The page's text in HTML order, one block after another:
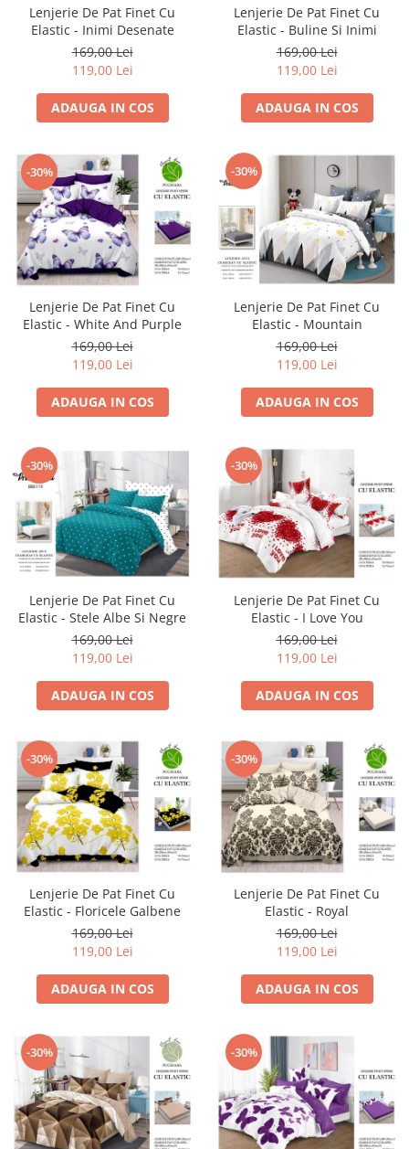
Lenjerie De Pat Finet Cu
Elastic - Inimi Desenate
169,00 Lei
119,00 Lei
ADAUGA IN COS
Lenjerie De Pat Finet Cu
Elastic - Buline Si Inimi
169,00 Lei
119,00 Lei
ADAUGA IN COS
-30%
Lenjerie De Pat Finet Cu
Elastic - White And Purple
169,00 Lei
119,00 Lei
ADAUGA IN COS
-30%
Lenjerie De Pat Finet Cu
Elastic - Mountain
169,00 Lei
119,00 Lei
ADAUGA IN COS
-30%
Lenjerie De Pat Finet Cu
Elastic - Stele Albe Si Negre
169,00 Lei
119,00 Lei
ADAUGA IN COS
-30%
Lenjerie De Pat Finet Cu
Elastic - I Love You
169,00 Lei
119,00 Lei
ADAUGA IN COS
-30%
Lenjerie De Pat Finet Cu
Elastic - Floricele Galbene
169,00 Lei
119,00 Lei
ADAUGA IN COS
-30%
Lenjerie De Pat Finet Cu
Elastic - Royal
169,00 Lei
119,00 Lei
ADAUGA IN COS
-30% -30%